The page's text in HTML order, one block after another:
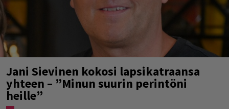
Jani Sievinen kokosi lapsikatraansa
yhteen – ”Minun suurin perintöni
heille”